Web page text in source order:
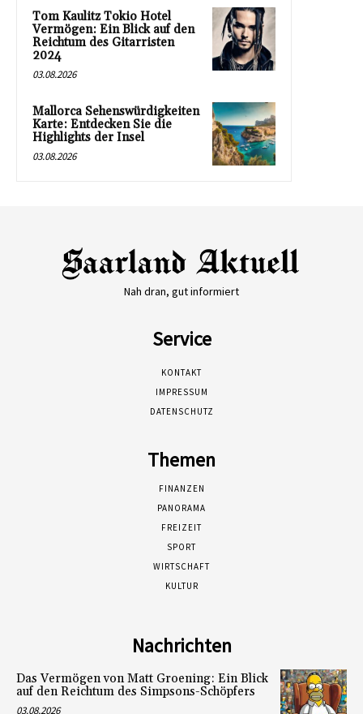
Tom Kaulitz Tokio Hotel
Vermögen: Ein Blick auf den
Reichtum des Gitarristen
2024
03.08.2026
Mallorca Sehenswürdigkeiten
Karte: Entdecken Sie die
Highlights der Insel
03.08.2026
Nah dran, gut informiert
Service
KONTAKT
IMPRESSUM
DATENSCHUTZ
Themen
FINANZEN
PANORAMA
FREIZEIT
SPORT
WIRTSCHAFT
KULTUR
Nachrichten
Das Vermögen von Matt Groening: Ein Blick
auf den Reichtum des Simpsons-Schöpfers
03.08.2026